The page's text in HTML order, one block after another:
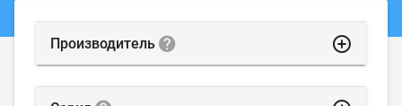
highlight_off
Производитель